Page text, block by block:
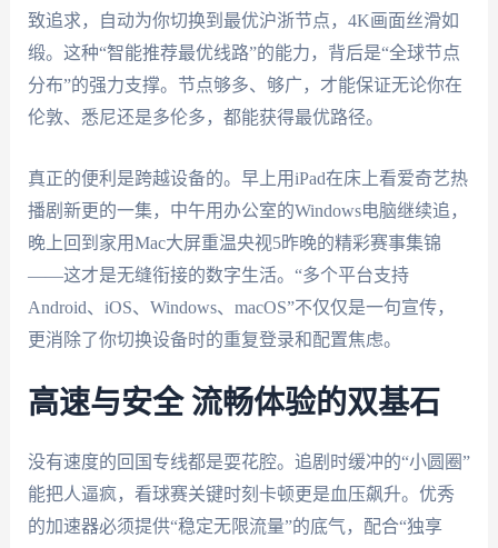
致追求，自动为你切换到最优沪浙节点，4K画面丝滑如
缎。这种“智能推荐最优线路”的能力，背后是“全球节点
分布”的强力支撑。节点够多、够广，才能保证无论你在
伦敦、悉尼还是多伦多，都能获得最优路径。
真正的便利是跨越设备的。早上用iPad在床上看爱奇艺热
播剧新更的一集，中午用办公室的Windows电脑继续追，
晚上回到家用Mac大屏重温央视5昨晚的精彩赛事集锦
——这才是无缝衔接的数字生活。“多个平台支持
Android、iOS、Windows、macOS”不仅仅是一句宣传，
更消除了你切换设备时的重复登录和配置焦虑。
高速与安全 流畅体验的双基石
没有速度的回国专线都是耍花腔。追剧时缓冲的“小圆圈”
能把人逼疯，看球赛关键时刻卡顿更是血压飙升。优秀
的加速器必须提供“稳定无限流量”的底气，配合“独享